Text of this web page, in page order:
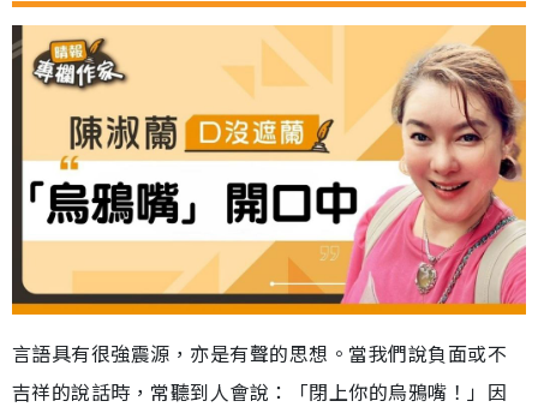
言語具有很強震源，亦是有聲的思想。當我們說負面或不
吉祥的說話時，常聽到人會說：「閉上你的烏鴉嘴！」因